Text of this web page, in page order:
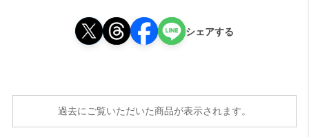
シェアする
過去にご覧いただいた商品が表示されます。